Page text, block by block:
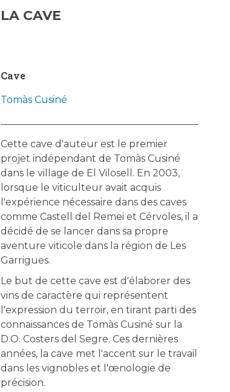
LA CAVE
Cave
Tomàs Cusiné
Cette cave d'auteur est le premier
projet indépendant de Tomàs Cusiné
dans le village de El Vilosell. En 2003,
lorsque le viticulteur avait acquis
l'expérience nécessaire dans des caves
comme Castell del Remei et Cérvoles, il a
décidé de se lancer dans sa propre
aventure viticole dans la région de Les
Garrigues.
Le but de cette cave est d'élaborer des
vins de caractère qui représentent
l'expression du terroir, en tirant parti des
connaissances de Tomàs Cusiné sur la
D.O. Costers del Segre. Ces dernières
années, la cave met l'accent sur le travail
dans les vignobles et l'œnologie de
précision.